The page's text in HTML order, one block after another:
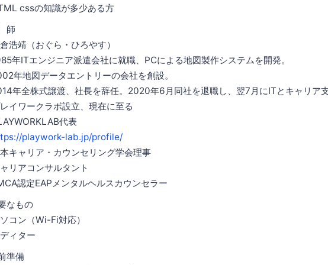
cssの知識が多少ある方
師
浩靖（おぐら・ひろやす）
年ITエンジニア派遣会社に就職、PCによる地図製作システムを開発。
年地図データエントリーの会社を創設。
年全株式譲渡、社長を辞任。2020年6月同社を退職し、翌7月にITとキャリア
イワークラボ設立、現在に至る
代表
playwork-lab.jp/profile/
キャリア・カウンセリング学会理事
リアコンサルタント
認定EAPメンタルヘルスカウンセラー
なもの
コン（Wi-Fi対応）
ィター
準備